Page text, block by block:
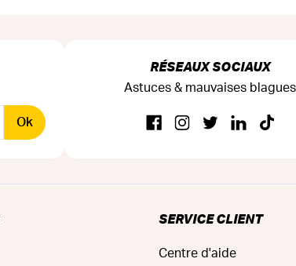
Ok
RÉSEAUX SOCIAUX
Astuces & mauvaises blagues
SERVICE CLIENT
Centre d'aide